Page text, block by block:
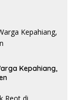
Kepahiang,